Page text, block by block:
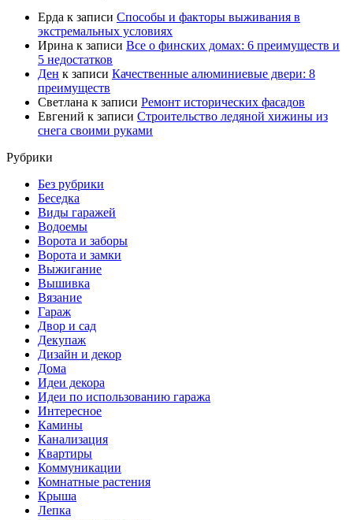
Ерда к записи Способы и факторы выживания в
экстремальных условиях
Ирина к записи Все о финских домах: 6 преимуществ и
5 недостатков
Ден к записи Качественные алюминиевые двери: 8
преимуществ
Светлана к записи Ремонт исторических фасадов
Евгений к записи Строительство ледяной хижины из
снега своими руками
Рубрики
Без рубрики
Беседка
Виды гаражей
Водоемы
Ворота и заборы
Ворота и замки
Выжигание
Вышивка
Вязание
Гараж
Двор и сад
Декупаж
Дизайн и декор
Дома
Идеи декора
Идеи по использованию гаража
Интересное
Камины
Канализация
Квартиры
Коммуникации
Комнатные растения
Крыша
Лепка